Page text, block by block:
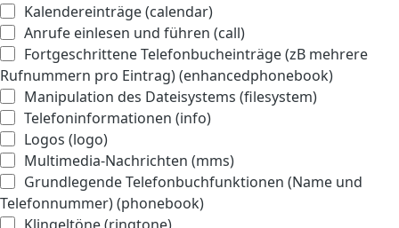
Kalendereinträge (calendar)
Anrufe einlesen und führen (call)
Fortgeschrittene Telefonbucheinträge (zB mehrere
Rufnummern pro Eintrag) (enhancedphonebook)
Manipulation des Dateisystems (filesystem)
Telefoninformationen (info)
Logos (logo)
Multimedia-Nachrichten (mms)
Grundlegende Telefonbuchfunktionen (Name und
Telefonnummer) (phonebook)